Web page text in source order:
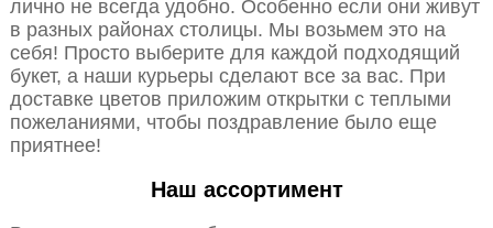
лично не всегда удобно. Особенно если они живут
в разных районах столицы. Мы возьмем это на
себя! Просто выберите для каждой подходящий
букет, а наши курьеры сделают все за вас. При
доставке цветов приложим открытки с теплыми
пожеланиями, чтобы поздравление было еще
приятнее!
Наш ассортимент